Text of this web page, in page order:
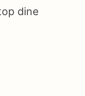
dine